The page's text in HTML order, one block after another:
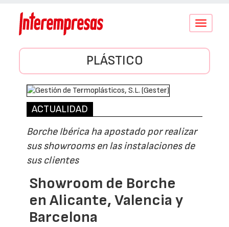
Conmutar
PLÁSTICO
ACTUALIDAD
Borche Ibérica ha apostado por realizar
sus showrooms en las instalaciones de
sus clientes
Showroom de Borche
en Alicante, Valencia y
Barcelona